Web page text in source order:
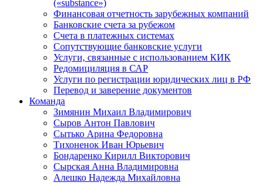
(«substance»)
Финансовая отчетность зарубежных компаний
Банковские счета за рубежом
Счета в платежных системах
Сопутствующие банковские услуги
Услуги, связанные с использованием КИК
Редомициляция в САР
Услуги по регистрации юридических лиц в РФ
Перевод и заверение документов
Команда
Зимянин Михаил Владимирович
Сыров Антон Павлович
Сытько Арина Федоровна
Тихоненок Иван Юрьевич
Бондаренко Кирилл Викторович
Сырская Анна Владимировна
Алешко Надежда Михайловна